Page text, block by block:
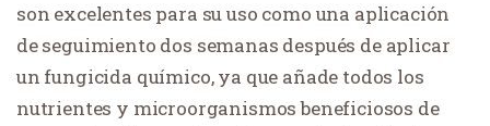
son excelentes para su uso como una aplicación
de seguimiento dos semanas después de aplicar
un fungicida químico, ya que añade todos los
nutrientes y microorganismos beneficiosos de